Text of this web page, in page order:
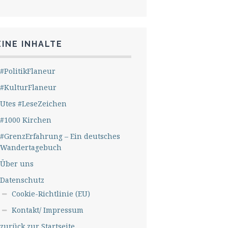
INHALTE
#PolitikFlaneur
#KulturFlaneur
Utes #LeseZeichen
#1000 Kirchen
#GrenzErfahrung – Ein deutsches
Wandertagebuch
Über uns
Datenschutz
Cookie-Richtlinie (EU)
Kontakt/ Impressum